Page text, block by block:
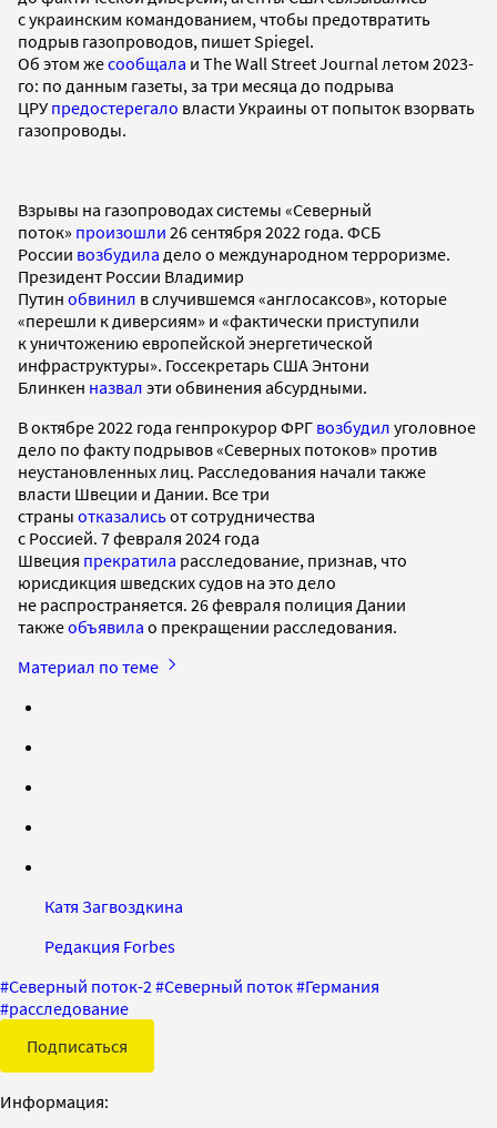
с украинским командованием, чтобы предотвратить
подрыв газопроводов, пишет Spiegel.
Об этом жесообщала и The Wall Street Journal летом 2023-
го: по данным газеты, за три месяца до подрыва
ЦРУ предостерегало власти Украины от попыток взорвать
газопроводы.
Взрывы на газопроводах системы «Северный
поток» произошли 26 сентября 2022 года. ФСБ
России возбудила дело о международном терроризме.
Президент России Владимир
Путин обвинил в случившемся «англосаксов», которые
«перешли к диверсиям» и «фактически приступили
к уничтожению европейской энергетической
инфраструктуры». Госсекретарь США Энтони
Блинкен назвал эти обвинения абсурдными.
В октябре 2022 года генпрокурор ФРГ возбудил уголовное
дело по факту подрывов «Северных потоков» против
неустановленных лиц. Расследования начали также
власти Швеции и Дании. Все три
страны отказалисьот сотрудничества
с Россией. 7 февраля 2024 года
Швеция прекратила расследование, признав, что
юрисдикция шведских судов на это дело
не распространяется. 26 февраля полиция Дании
такжеобъявила о прекращении расследования.
Материал по теме
Катя Загвоздкина
Редакция Forbes
#Северный поток-2 #Северный поток#Германия
#расследование
Подписаться
Информация: